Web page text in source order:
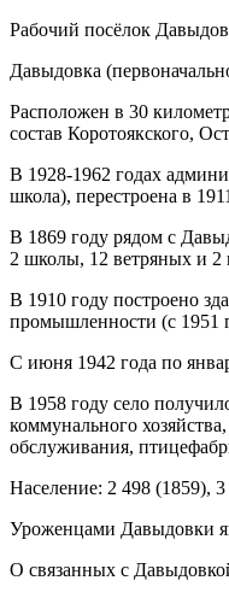
Рабочий посёлок
Давыдовка
Расположен в 30
состав Коротоякского,
В 1928-1962 годах
школа), перестроена в
В 1869 году рядом с
2 школы, 12 ветряных и 2
В 1910 году построено
промышленности (с 1951
С июня 1942 года по
В 1958 году село
коммунального
обслуживания,
Население: 2 498 (1859),
Уроженцами Давыдовки
О связанных с